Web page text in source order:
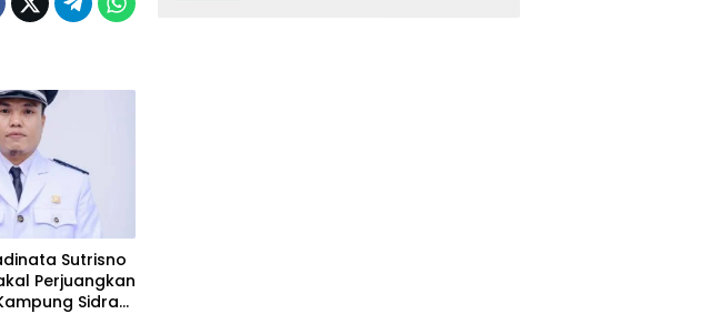
Sutrisno
Perjuangkan
Sidrap